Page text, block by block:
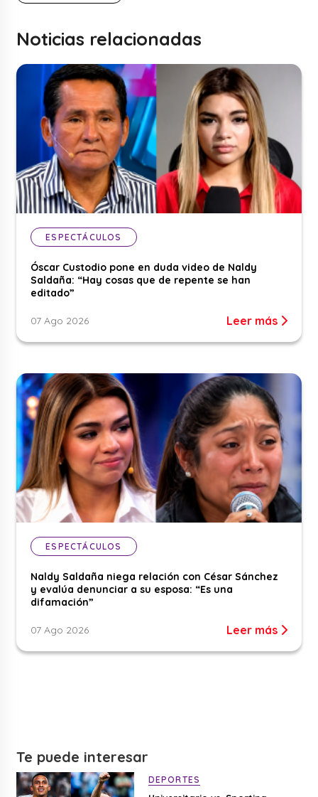
Noticias relacionadas
ESPECTÁCULOS
Óscar Custodio pone en duda video de Naldy
Saldaña: “Hay cosas que de repente se han
editado”
07 Ago 2026 Leer más
ESPECTÁCULOS
Naldy Saldaña niega relación con César Sánchez
y evalúa denunciar a su esposa: “Es una
difamación”
07 Ago 2026 Leer más
Te puede interesar
DEPORTES